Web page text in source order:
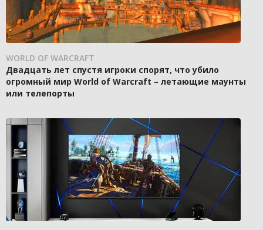
WORLD OF WARCRAFT
Двадцать лет спустя игроки спорят, что убило
огромный мир World of Warcraft – летающие маунты
или телепорты